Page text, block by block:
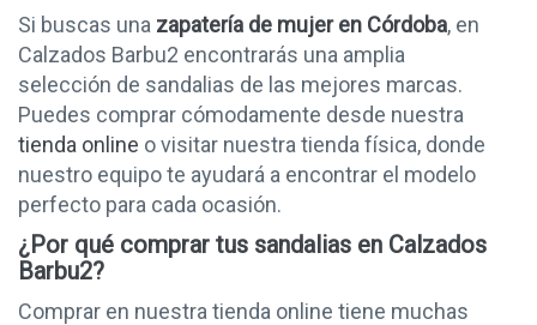
Si buscas una zapatería de mujer en Córdoba, en
Calzados Barbu2 encontrarás una amplia
selección de sandalias de las mejores marcas.
Puedes comprar cómodamente desde nuestra
tienda online o visitar nuestra tienda física, donde
nuestro equipo te ayudará a encontrar el modelo
perfecto para cada ocasión.
¿Por qué comprar tus sandalias en Calzados
Barbu2?
Comprar en nuestra tienda online tiene muchas